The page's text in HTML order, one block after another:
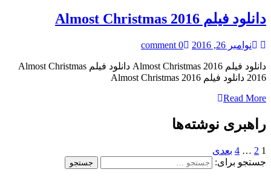
دانلود فیلم Almost Christmas 2016
نوامبر 26, 2016 0 comment
دانلود فیلم Almost Christmas 2016 دانلود فیلم Almost Christmas
2016 دانلود فیلم Almost Christmas 2016
Read More
راهبری نوشته‌ها
1
2
…
4 بعدی
جستجو برای: